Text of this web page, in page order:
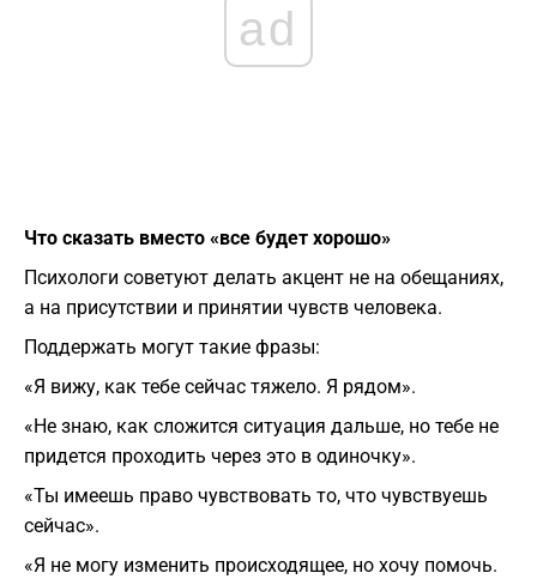
ad
Что сказать вместо «все будет хорошо»
Психологи советуют делать акцент не на обещаниях,
а на присутствии и принятии чувств человека.
Поддержать могут такие фразы:
«Я вижу, как тебе сейчас тяжело. Я рядом».
«Не знаю, как сложится ситуация дальше, но тебе не
придется проходить через это в одиночку».
«Ты имеешь право чувствовать то, что чувствуешь
сейчас».
«Я не могу изменить происходящее, но хочу помочь.